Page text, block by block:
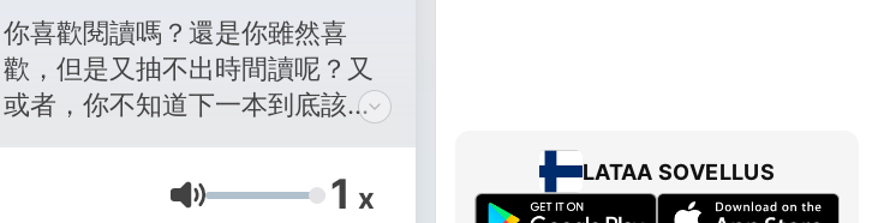
你喜歡閱讀嗎？還是你雖然喜
歡，但是又抽不出時間讀呢？又
或者，你不知道下一本到底該讀
什麼書？這個頻道就是為你而
Äänenvoimakkuus
1 x
LATAA SOVELLUS